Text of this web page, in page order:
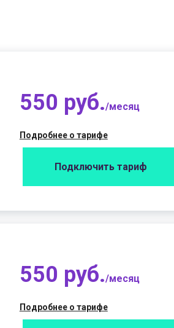
550 руб./месяц
Подробнее о тарифе
Подключить тариф
550 руб./месяц
Подробнее о тарифе